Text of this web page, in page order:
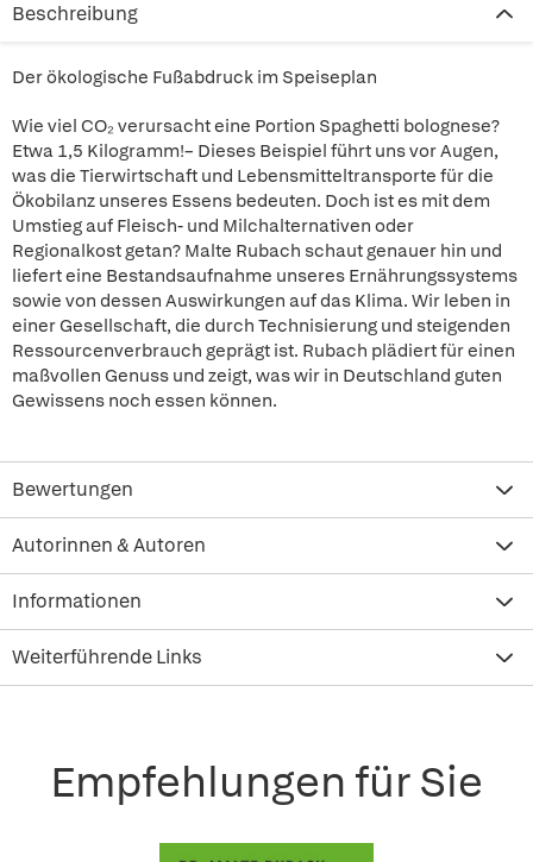
Beschreibung
Der ökologische Fußabdruck im Speiseplan
Wie viel CO₂ verursacht eine Portion Spaghetti bolognese?
Etwa 1,5 Kilogramm!– Dieses Beispiel führt uns vor Augen,
was die Tierwirtschaft und Lebensmitteltransporte für die
Ökobilanz unseres Essens bedeuten. Doch ist es mit dem
Umstieg auf Fleisch- und Milchalternativen oder
Regionalkost getan? Malte Rubach schaut genauer hin und
liefert eine Bestandsaufnahme unseres Ernährungssystems
sowie von dessen Auswirkungen auf das Klima. Wir leben in
einer Gesellschaft, die durch Technisierung und steigenden
Ressourcenverbrauch geprägt ist. Rubach plädiert für einen
maßvollen Genuss und zeigt, was wir in Deutschland guten
Gewissens noch essen können.
Bewertungen
Autorinnen & Autoren
Informationen
Weiterführende Links
Empfehlungen für Sie